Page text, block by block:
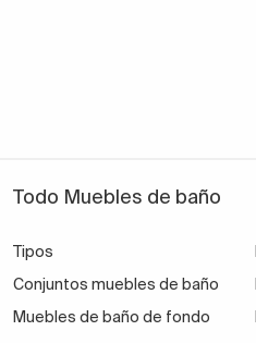
Todo Muebles de baño
Tipos
Conjuntos muebles de baño
Muebles de baño de fondo